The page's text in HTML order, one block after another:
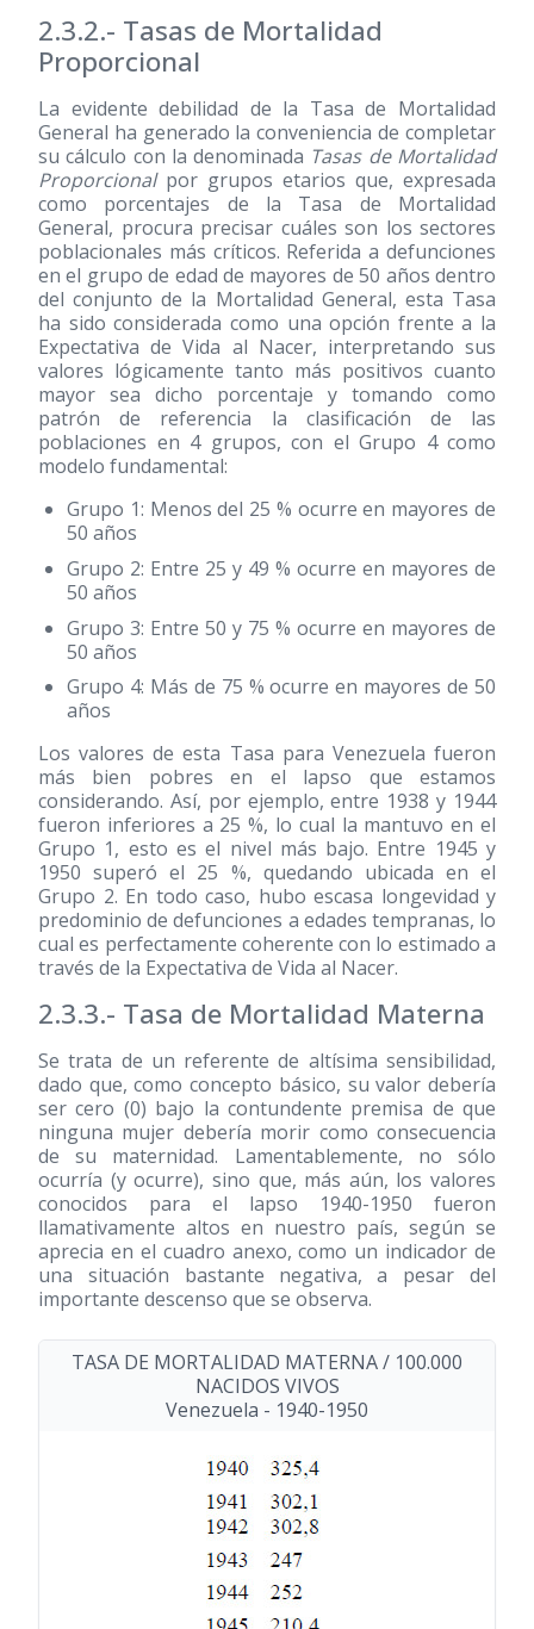
2.3.2.- Tasas de Mortalidad
Proporcional
La evidente debilidad de la Tasa de Mortalidad
General ha generado la conveniencia de completar
su cálculo con la denominada Tasas de Mortalidad
Proporcionalpor grupos etarios que, expresada
como porcentajes de la Tasa de Mortalidad
General, procura precisar cuáles son los sectores
poblacionales más críticos. Referida a defunciones
en el grupo de edad de mayores de 50 años dentro
del conjunto de la Mortalidad General, esta Tasa
ha sido considerada como una opción frente a la
Expectativa de Vida al Nacer, interpretando sus
valores lógicamente tanto más positivos cuanto
mayor sea dicho porcentaje y tomando como
patrón de referencia la clasificación de las
poblaciones en 4 grupos, con el Grupo 4 como
modelo fundamental:
Grupo 1: Menos del 25 % ocurre en mayores de
50 años
Grupo 2: Entre 25 y 49 % ocurre en mayores de
50 años
Grupo 3: Entre 50 y 75 % ocurre en mayores de
50 años
Grupo 4: Más de 75 % ocurre en mayores de 50
años
Los valores de esta Tasa para Venezuela fueron
más bien pobres en el lapso que estamos
considerando. Así, por ejemplo, entre 1938 y 1944
fueron inferiores a 25 %, lo cual la mantuvo en el
Grupo 1, esto es el nivel más bajo. Entre 1945 y
1950 superó el 25 %, quedando ubicada en el
Grupo 2. En todo caso, hubo escasa longevidad y
predominio de defunciones a edades tempranas, lo
cual es perfectamente coherente con lo estimado a
través de la Expectativa de Vida al Nacer.
2.3.3.- Tasa de Mortalidad Materna
Se trata de un referente de altísima sensibilidad,
dado que, como concepto básico, su valor debería
ser cero (0) bajo la contundente premisa de que
ninguna mujer debería morir como consecuencia
de su maternidad. Lamentablemente, no sólo
ocurría (y ocurre), sino que, más aún, los valores
conocidos para el lapso 1940-1950 fueron
llamativamente altos en nuestro país, según se
aprecia en el cuadro anexo, como un indicador de
una situación bastante negativa, a pesar del
importante descenso que se observa.
TASA DE MORTALIDAD MATERNA / 100.000
NACIDOS VIVOS
Venezuela - 1940-1950